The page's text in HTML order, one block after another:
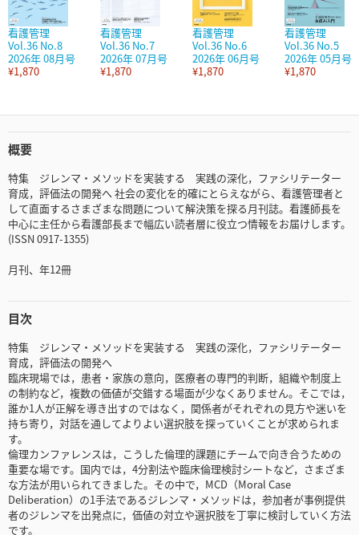
看護管理
Vol.36 No.8
2026年 08月号
¥1,870
看護管理
Vol.36 No.7
2026年 07月号
¥1,870
看護管理
Vol.36 No.6
2026年 06月号
¥1,870
看護管理
Vol.36 No.5
2026年 05月号
¥1,870
概要
特集 ジレンマ・メソッドを実装する 実践の深化，ファシリテーター
育成，評価法の開発へ 社会の変化を的確にとらえながら、看護管理者と
して直面するさまざまな問題について解決策を探る月刊誌。看護師長を
中心に主任から看護部長まで幅広い読者層に役立つ情報をお届けします。
(ISSN 0917-1355)
月刊、年12冊
目次
特集 ジレンマ・メソッドを実装する 実践の深化，ファシリテーター
育成，評価法の開発へ
臨床現場では，患者・家族の意向，医療者の専門的判断，組織や制度上
の制約など，複数の価値が交錯する場面が少なくありません。そこでは，
誰か1人が正解を導き出すのではなく，関係者がそれぞれの見方や迷いを
持ち寄り，対話を通してよりよい選択肢を探っていくことが求められま
す。
倫理カンファレンスは，こうした倫理的課題にチームで向き合うための
重要な場です。国内では，4分割法や臨床倫理検討シートなど，さまざま
な方法が用いられてきました。その中で，MCD（Moral Case
Deliberation）の1手法であるジレンマ・メソッドは，参加者が事例提供
者のジレンマを出発点に，価値の対立や選択肢を丁寧に検討していく方法
です。